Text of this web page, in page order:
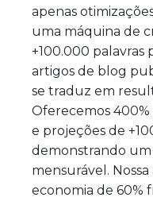
apenas
uma máquina de
+100.000 palavras
artigos de blog
se traduz em
Oferecemos 400%
e projeções de
demonstrando
mensurável.
economia de 60%